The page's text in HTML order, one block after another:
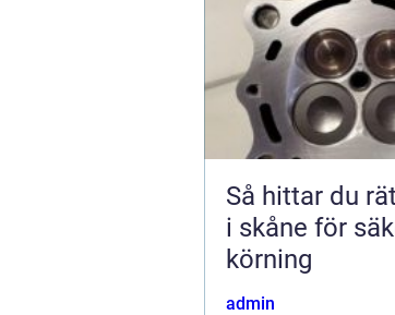
Så hittar du
i skåne för
körning
admin